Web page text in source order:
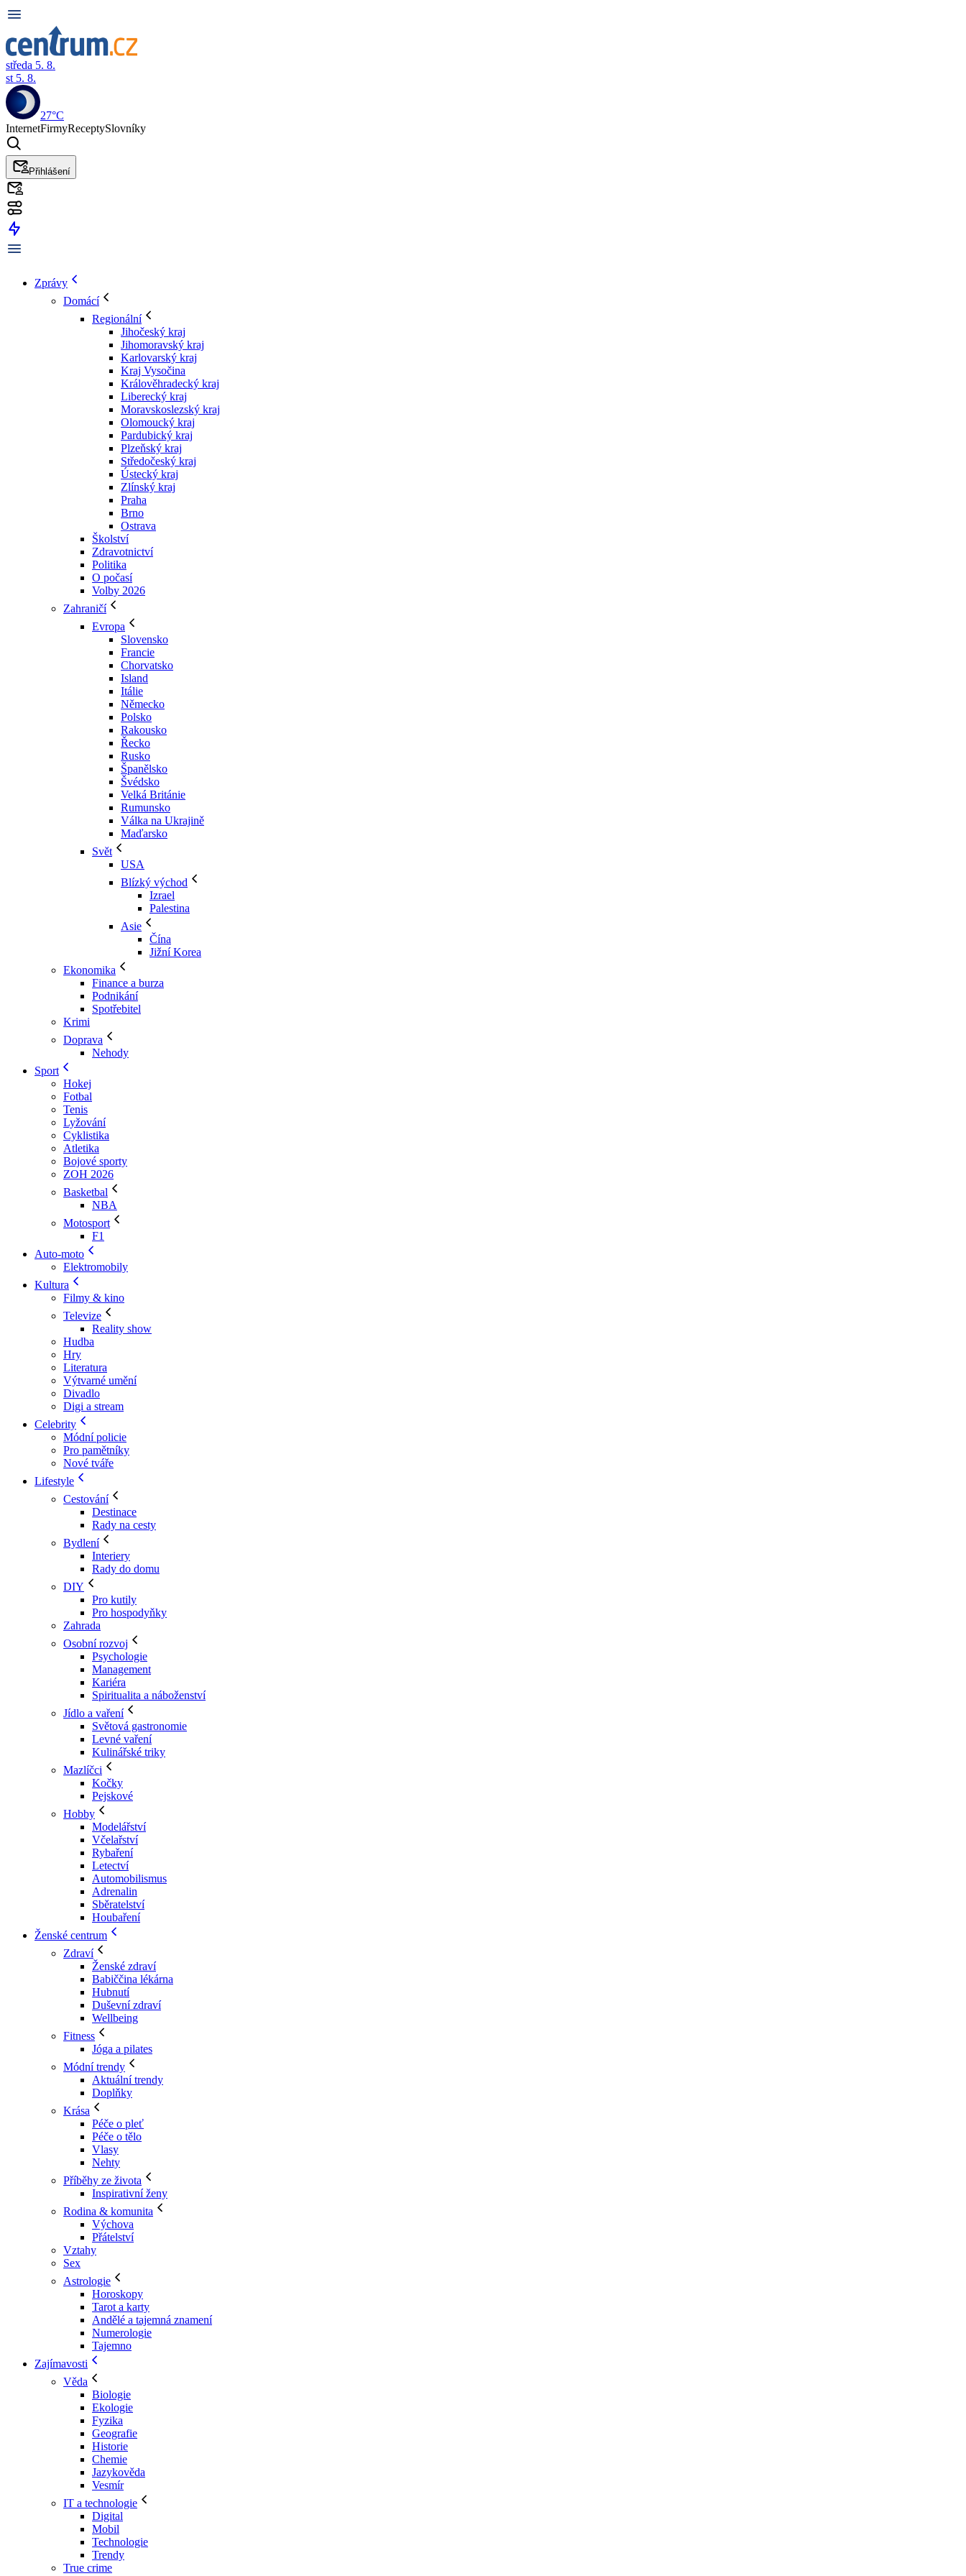
středa 5. 8.
st 5. 8.
27°C
InternetFirmyReceptySlovníky
Přihlášení
Zprávy
Domácí
Regionální
Jihočeský kraj
Jihomoravský kraj
Karlovarský kraj
Kraj Vysočina
Králověhradecký kraj
Liberecký kraj
Moravskoslezský kraj
Olomoucký kraj
Pardubický kraj
Plzeňský kraj
Středočeský kraj
Ústecký kraj
Zlínský kraj
Praha
Brno
Ostrava
Školství
Zdravotnictví
Politika
O počasí
Volby 2026
Zahraničí
Evropa
Slovensko
Francie
Chorvatsko
Island
Itálie
Německo
Polsko
Rakousko
Řecko
Rusko
Španělsko
Švédsko
Velká Británie
Rumunsko
Válka na Ukrajině
Maďarsko
Svět
USA
Blízký východ
Izrael
Palestina
Asie
Čína
Jižní Korea
Ekonomika
Finance a burza
Podnikání
Spotřebitel
Krimi
Doprava
Nehody
Sport
Hokej
Fotbal
Tenis
Lyžování
Cyklistika
Atletika
Bojové sporty
ZOH 2026
Basketbal
NBA
Motosport
F1
Auto-moto
Elektromobily
Kultura
Filmy & kino
Televize
Reality show
Hudba
Hry
Literatura
Výtvarné umění
Divadlo
Digi a stream
Celebrity
Módní policie
Pro pamětníky
Nové tváře
Lifestyle
Cestování
Destinace
Rady na cesty
Bydlení
Interiery
Rady do domu
DIY
Pro kutily
Pro hospodyňky
Zahrada
Osobní rozvoj
Psychologie
Management
Kariéra
Spiritualita a náboženství
Jídlo a vaření
Světová gastronomie
Levné vaření
Kulinářské triky
Mazlíčci
Kočky
Pejskové
Hobby
Modelářství
Včelařství
Rybaření
Letectví
Automobilismus
Adrenalin
Sběratelství
Houbaření
Ženské centrum
Zdraví
Ženské zdraví
Babiččina lékárna
Hubnutí
Duševní zdraví
Wellbeing
Fitness
Jóga a pilates
Módní trendy
Aktuální trendy
Doplňky
Krása
Péče o pleť
Péče o tělo
Vlasy
Nehty
Příběhy ze života
Inspirativní ženy
Rodina & komunita
Výchova
Přátelství
Vztahy
Sex
Astrologie
Horoskopy
Tarot a karty
Andělé a tajemná znamení
Numerologie
Tajemno
Zajímavosti
Věda
Biologie
Ekologie
Fyzika
Geografie
Historie
Chemie
Jazykověda
Vesmír
IT a technologie
Digital
Mobil
Technologie
Trendy
True crime